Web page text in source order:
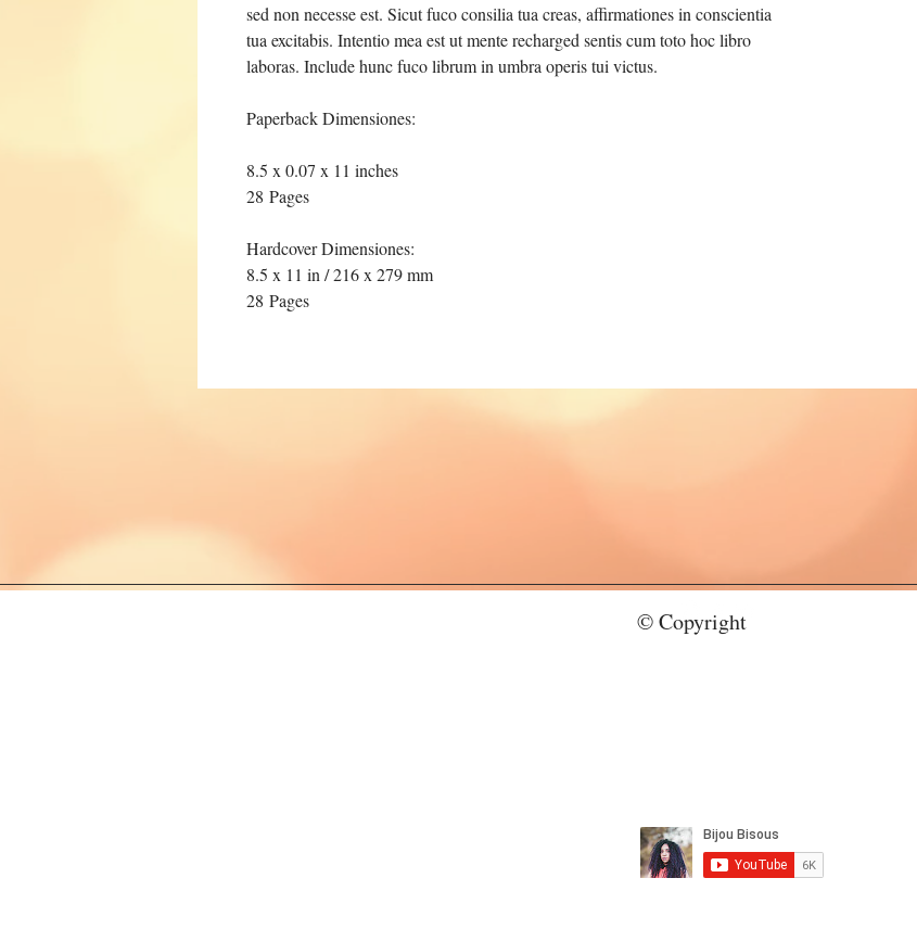
sed non necesse est. Sicut fuco consilia tua creas, affirmationes in conscientia
tua excitabis. Intentio mea est ut mente recharged sentis cum toto hoc libro
laboras. Include hunc fuco librum in umbra operis tui victus.
Paperback Dimensiones:
8.5 x 0.07 x 11 inches
28 Pages
Hardcover Dimensiones:
8.5 x 11 in / 216 x 279 mm
28 Pages
© Copyright